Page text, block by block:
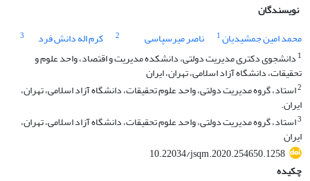
نویسندگان
محمد امین جمشیدیان1 ناصر میرسپاسی 2 کرم اله دانش فرد
3
1 دانشجوی دکتری مدیریت دولتی، دانشکده مدیریت و اقتصاد، واحد علوم و
تحقیقات، دانشگاه آزاد اسلامی، تهران، ایران
2استاد، گروه مدیریت دولتی، واحد علوم تحقیقات، دانشگاه آزاد اسلامی، تهران،
ایران.
3استاد، گروه مدیریت دولتی، واحد علوم تحقیقات، دانشگاه آزاد اسلامی، تهران،
ایران
10.22034/jsqm.2020.254650.1258
چکیده